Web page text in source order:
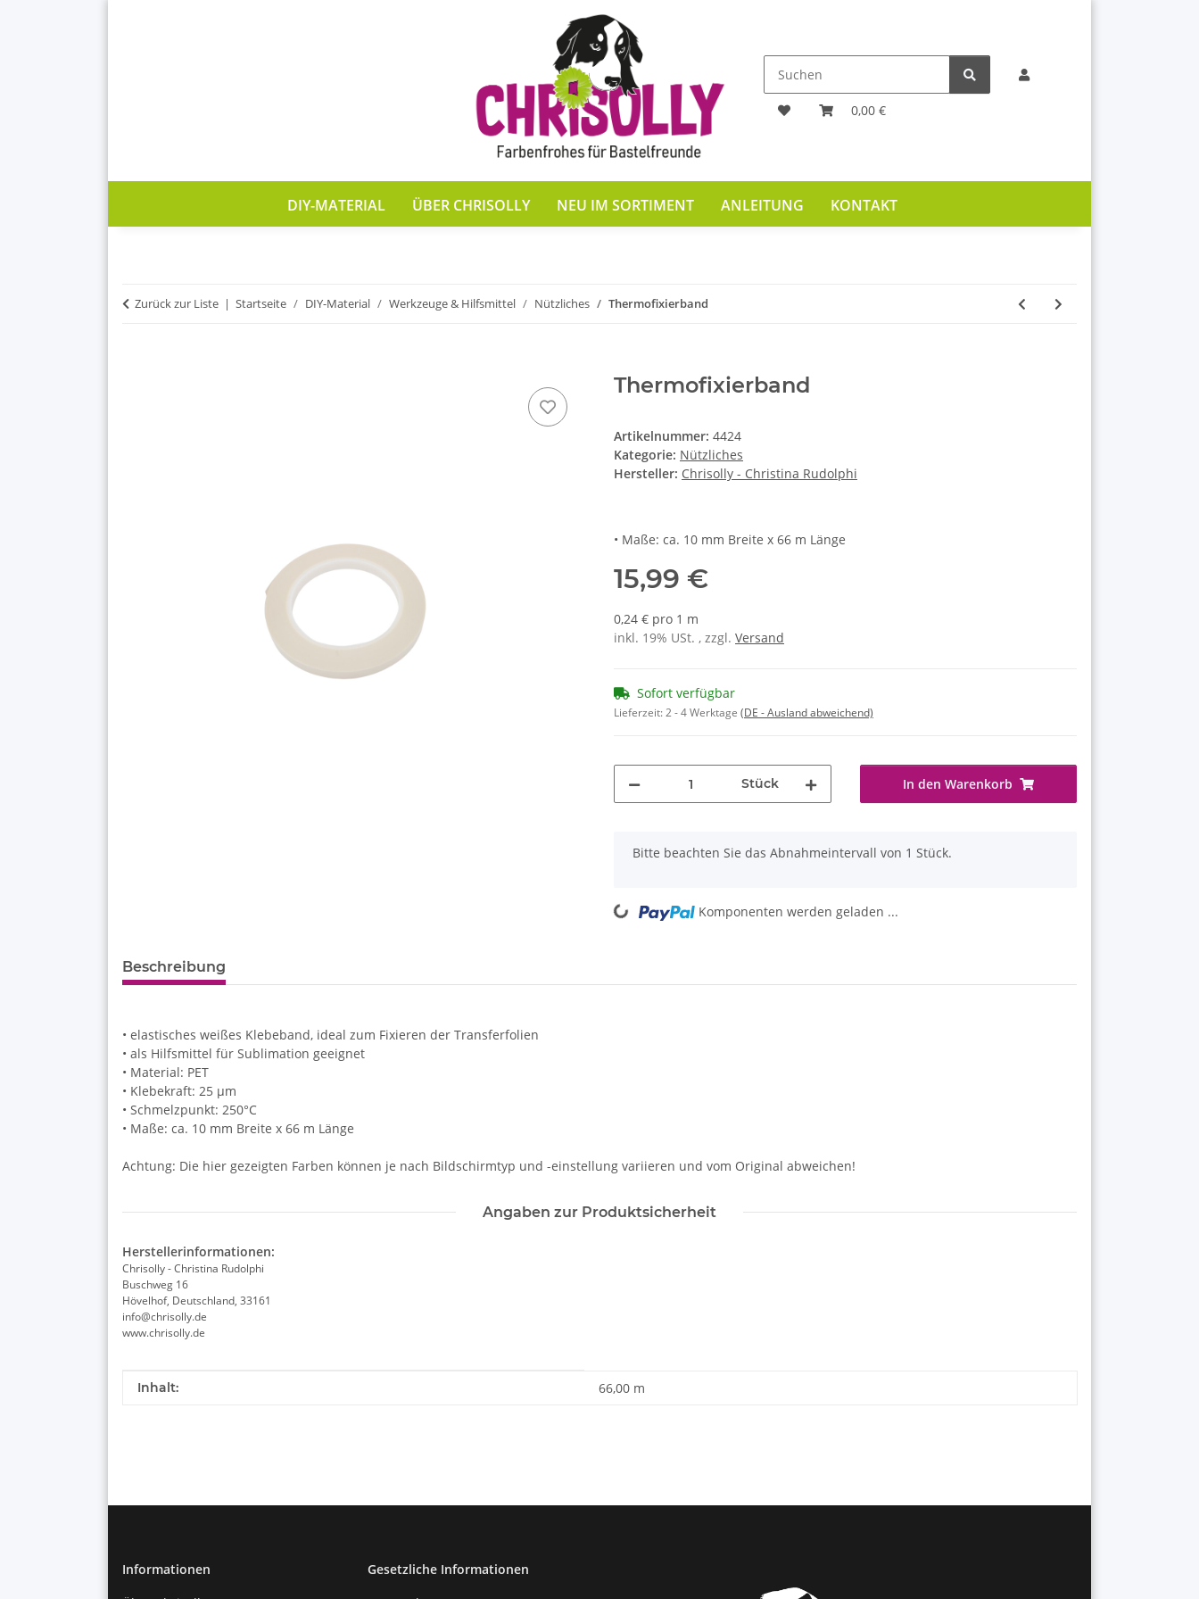
0,00 €
DIY-MATERIAL ÜBER CHRISOLLY NEU IM SORTIMENT ANLEITUNG KONTAKT
Zurück zur Liste Startseite DIY-Material Werkzeuge & Hilfsmittel Nützliches Thermofixierband
Thermofixierband
Artikelnummer: 4424
Kategorie: Nützliches
Hersteller: Chrisolly - Christina Rudolphi
• Maße: ca. 10 mm Breite x 66 m Länge
15,99 €
0,24 € pro 1 m
inkl. 19% USt. , zzgl. Versand
Sofort verfügbar
Lieferzeit:2 - 4 Werktage (DE - Ausland abweichend)
Stück In den Warenkorb
x
Bitte beachten Sie das Abnahmeintervall von 1 Stück.
Loading... Komponenten werden geladen ...
Beschreibung
• elastisches weißes Klebeband, ideal zum Fixieren der Transferfolien
• als Hilfsmittel für Sublimation geeignet
• Material: PET
• Klebekraft: 25 µm
• Schmelzpunkt: 250°C
• Maße: ca. 10 mm Breite x 66 m Länge
Achtung: Die hier gezeigten Farben können je nach Bildschirmtyp und -einstellung variieren und vom Original abweichen!
Angaben zur Produktsicherheit
Herstellerinformationen:
Chrisolly - Christina Rudolphi
Buschweg 16
Hövelhof, Deutschland, 33161
info@chrisolly.de
www.chrisolly.de
Produkteigenschaft
Wert
Inhalt: 66,00 m
Informationen Gesetzliche Informationen